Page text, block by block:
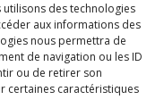
des technologies
aux informations des
nous permettra de
de navigation ou les ID
ou de retirer son
certaines caractéristiques